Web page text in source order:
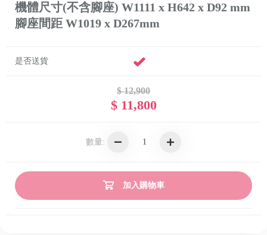
機體尺寸(不含腳座) W1111 x H642 x D92 mm
腳座間距 W1019 x D267mm
是否送貨
$ 12,900
$ 11,800
數量:
加入購物車